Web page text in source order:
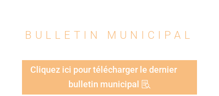
BULLETIN MUNICIPAL
Cliquez ici pour télécharger le dernier
bulletin municipal